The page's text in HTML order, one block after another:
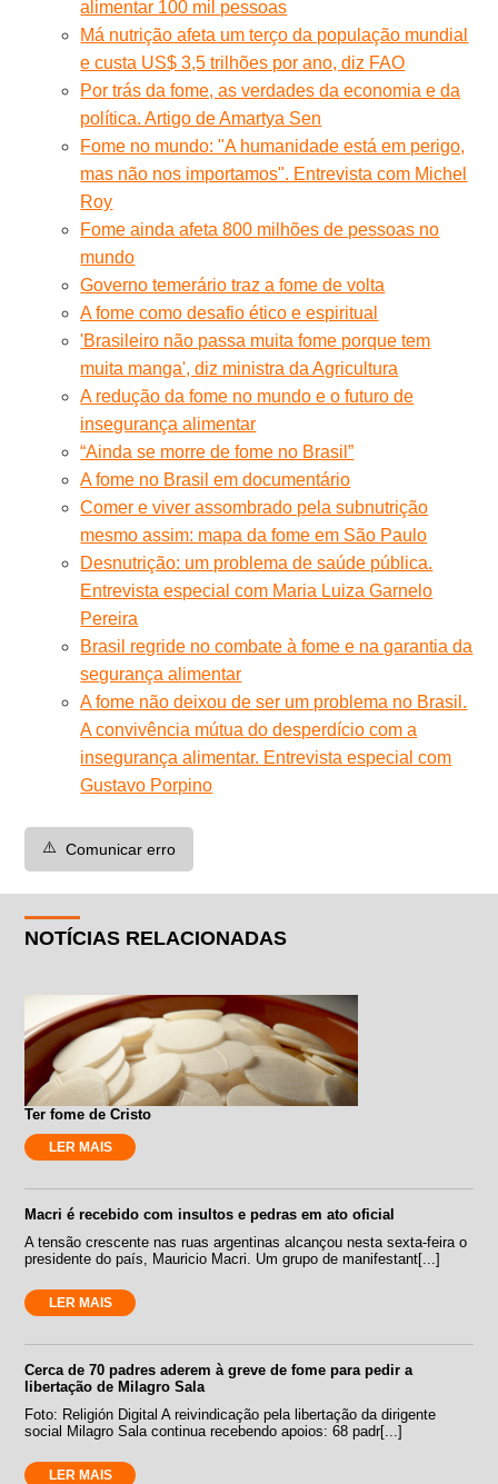
alimentar 100 mil pessoas
Má nutrição afeta um terço da população mundial
e custa US$ 3,5 trilhões por ano, diz FAO
Por trás da fome, as verdades da economia e da
política. Artigo de Amartya Sen
Fome no mundo: "A humanidade está em perigo,
mas não nos importamos". Entrevista com Michel
Roy
Fome ainda afeta 800 milhões de pessoas no
mundo
Governo temerário traz a fome de volta
A fome como desafio ético e espiritual
'Brasileiro não passa muita fome porque tem
muita manga', diz ministra da Agricultura
A redução da fome no mundo e o futuro de
insegurança alimentar
“Ainda se morre de fome no Brasil”
A fome no Brasil em documentário
Comer e viver assombrado pela subnutrição
mesmo assim: mapa da fome em São Paulo
Desnutrição: um problema de saúde pública.
Entrevista especial com Maria Luiza Garnelo
Pereira
Brasil regride no combate à fome e na garantia da
segurança alimentar
A fome não deixou de ser um problema no Brasil.
A convivência mútua do desperdício com a
insegurança alimentar. Entrevista especial com
Gustavo Porpino
⚠️ Comunicar erro
NOTÍCIAS RELACIONADAS
Ter fome de Cristo
LER MAIS
Macri é recebido com insultos e pedras em ato oficial
A tensão crescente nas ruas argentinas alcançou nesta sexta-feira o
presidente do país, Mauricio Macri. Um grupo de manifestant[...]
LER MAIS
Cerca de 70 padres aderem à greve de fome para pedir a
libertação de Milagro Sala
Foto: Religión Digital A reivindicação pela libertação da dirigente
social Milagro Sala continua recebendo apoios: 68 padr[...]
LER MAIS